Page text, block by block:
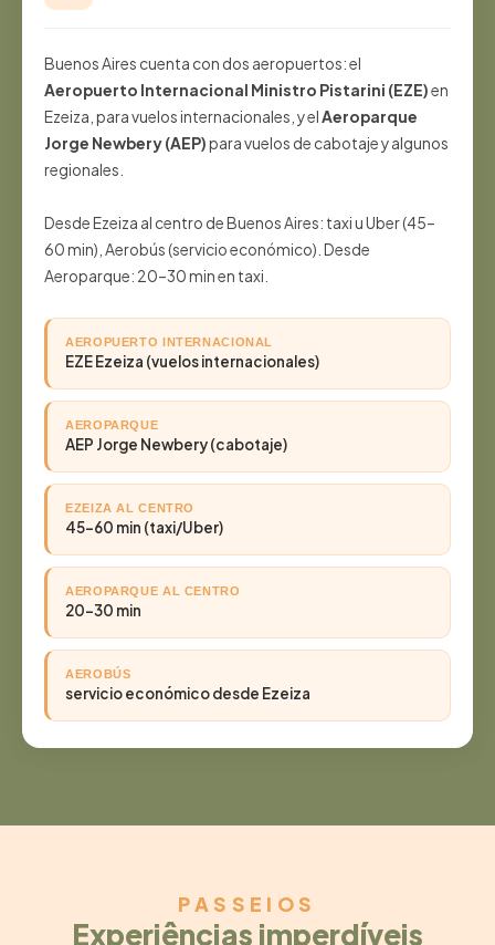
Buenos Aires cuenta con dos aeropuertos: el
Aeropuerto Internacional Ministro Pistarini (EZE)en
Ezeiza, para vuelos internacionales, y elAeroparque
Jorge Newbery (AEP)para vuelos de cabotaje y algunos
regionales.
Desde Ezeiza al centro de Buenos Aires: taxi u Uber (45–
60 min), Aerobús (servicio económico). Desde
Aeroparque: 20–30 min en taxi.
AEROPUERTO INTERNACIONAL
EZE Ezeiza (vuelos internacionales)
AEROPARQUE
AEP Jorge Newbery (cabotaje)
EZEIZA AL CENTRO
45–60 min (taxi/Uber)
AEROPARQUE AL CENTRO
20–30 min
AEROBÚS
servicio económico desde Ezeiza
PASSEIOS
Experiências imperdíveis